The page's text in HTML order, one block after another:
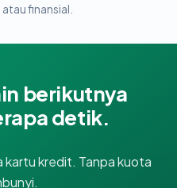
finansial.
berikutnya
detik.
kredit. Tanpa kuota